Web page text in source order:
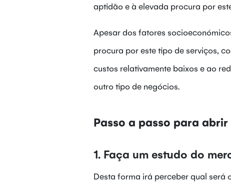
aptidão e à elevada procura por
Apesar dos fatores
procura por este tipo de serviços,
custos relativamente baixos e ao
outro tipo de negócios.
Passo a passo para
1. Faça um estudo do
Desta forma irá perceber qual será